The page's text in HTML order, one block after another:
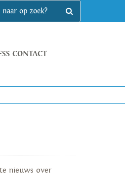
CONTACT
nieuws over